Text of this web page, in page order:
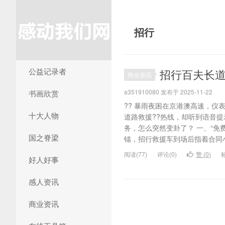
公益记录者
书画欣赏
十大人物
国之脊梁
好人好事
感人资讯
商业资讯
招行
商业资讯 招行百夫长
a351910080 发布于 2025-11-22
?? 暴雨夜困在京港澳高速，仪
道路救援??热线，却听到语音
务，怎么突然变卦了？ 一、“免
锚，招行救援车到场后指着合同
阅读(77) 评论(0) 赞 (0)